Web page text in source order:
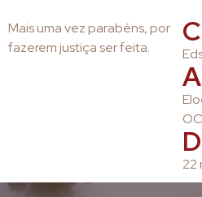
Mais uma vez parabéns, por
fazerem justiça ser feita.
22